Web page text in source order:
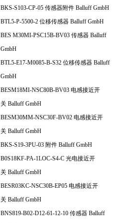
BKS-S103-CP-05 传感器附件 Balluff GmbH
BTL5-P-5500-2 位移传感器 Balluff GmbH
BES M30MI-PSC15B-BV03 传感器 Balluff
GmbH
BTL5-E17-M0085-B-S32 位移传感器 Balluff
GmbH
BESM18MI-NSC80B-BV03 电感接近开
关 Balluff GmbH
BESM30MM-NSC30F-BV02 电感接近开
关 Balluff GmbH
BKS-S19-3PU-03 附件 Balluff GmbH
B0S18KF-PA-1LOC-S4-C 光电接近开
关 Balluff GmbH
BESR03KC-NSC30B-EP05 电感接近开
关 Balluff GmbH
BNS819-B02-D12-61-12-10 传感器 Balluff